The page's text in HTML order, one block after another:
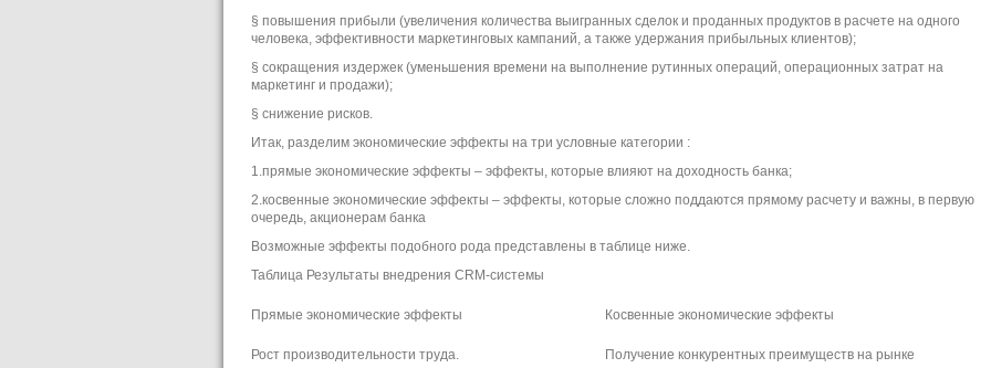
§ повышения прибыли (увеличения количества выигранных сделок и проданных продуктов в расчете на одного
человека, эффективности маркетинговых кампаний, а также удержания прибыльных клиентов);
§ сокращения издержек (уменьшения времени на выполнение рутинных операций, операционных затрат на
маркетинг и продажи);
§ снижение рисков.
Итак, разделим экономические эффекты на три условные категории :
1.прямые экономические эффекты – эффекты, которые влияют на доходность банка;
2.косвенные экономические эффекты – эффекты, которые сложно поддаются прямому расчету и важны, в первую
очередь, акционерам банка
Возможные эффекты подобного рода представлены в таблице ниже.
Таблица Результаты внедрения CRM-системы
Прямые экономические эффекты Косвенные экономические эффекты
Рост производительности труда. Получение конкурентных преимуществ на рынке